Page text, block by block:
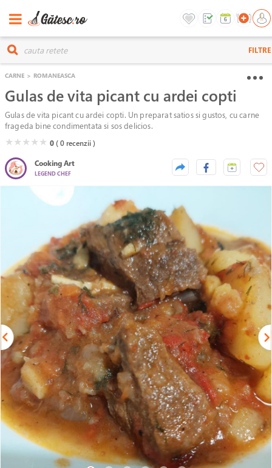
FILTRE
CARNE > ROMANEASCA
Gulas de vita picant cu ardei copti
Gulas de vita picant cu ardei copti. Un preparat satios si gustos, cu carne
frageda bine condimentata si sos delicios.
( )
★( )
★( )
★( )
★( )
★ 0( 0 recenzii )
Cooking Art
LEGEND CHEF